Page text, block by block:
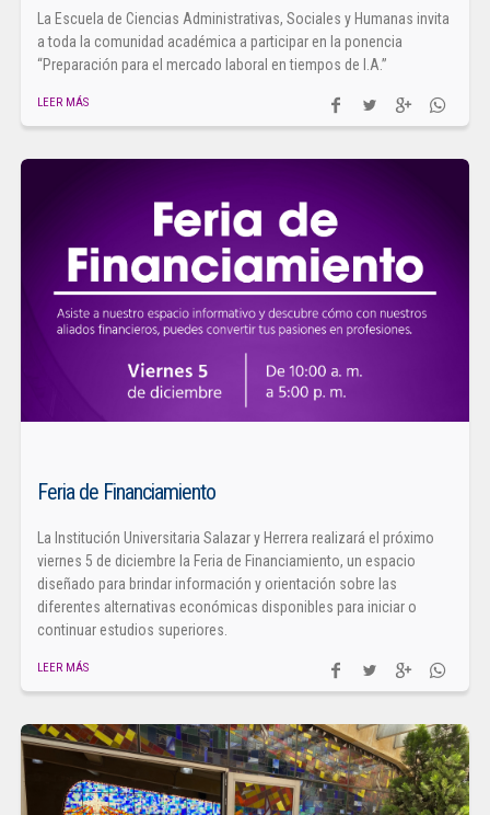
La Escuela de Ciencias Administrativas, Sociales y Humanas invita
a toda la comunidad académica a participar en la ponencia
“Preparación para el mercado laboral en tiempos de I.A.”
LEER MÁS
Feria de Financiamiento
La Institución Universitaria Salazar y Herrera realizará el próximo
viernes 5 de diciembre la Feria de Financiamiento, un espacio
diseñado para brindar información y orientación sobre las
diferentes alternativas económicas disponibles para iniciar o
continuar estudios superiores.
LEER MÁS